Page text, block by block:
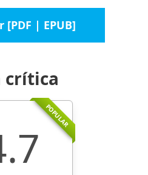
[PDF | EPUB]
crítica
POPULAR